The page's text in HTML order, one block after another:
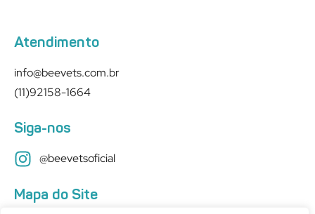
Atendimento
info@beevets.com.br
(11)92158-1664
Siga-nos
@beevetsoficial
Mapa do Site